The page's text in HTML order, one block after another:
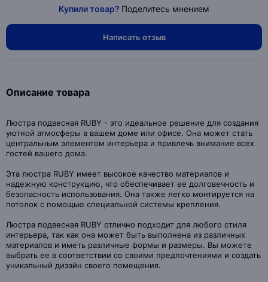
Купили товар? Поделитесь мнением
Написать отзыв
Описание товара
Люстра подвесная RUBY - это идеальное решение для создания
уютной атмосферы в вашем доме или офисе. Она может стать
центральным элементом интерьера и привлечь внимание всех
гостей вашего дома.
Эта люстра RUBY имеет высокое качество материалов и
надежную конструкцию, что обеспечивает ее долговечность и
безопасность использования. Она также легко монтируется на
потолок с помощью специальной системы крепления.
Люстра подвесная RUBY отлично подходит для любого стиля
интерьера, так как она может быть выполнена из различных
материалов и иметь различные формы и размеры. Вы можете
выбрать ее в соответствии со своими предпочтениями и создать
уникальный дизайн своего помещения.